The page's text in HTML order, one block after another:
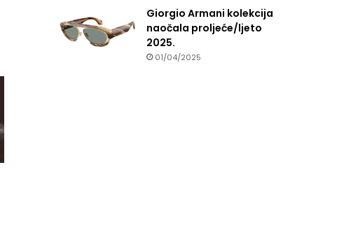
Giorgio Armani kolekcija
naočala proljeće/ljeto
2025.
01/04/2025